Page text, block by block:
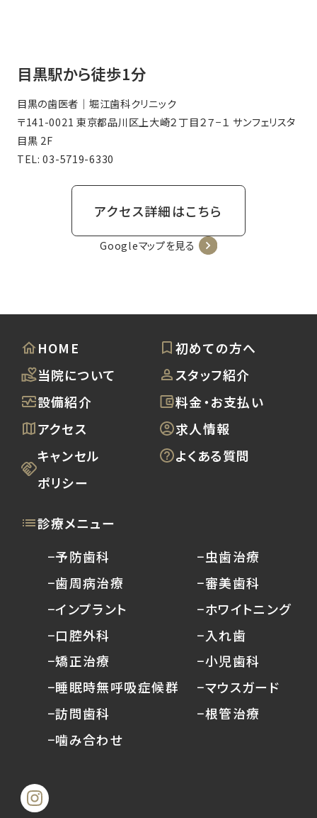
目黒駅から徒歩1分
目黒の歯医者｜堀江歯科クリニック
〒141-0021 東京都品川区上大崎２丁目２７−１ サンフェリスタ
目黒 2F
TEL:03-5719-6330
アクセス詳細はこちら
Googleマップを見る
HOME
初めての方へ
当院について
スタッフ紹介
設備紹介
料金・お支払い
アクセス
求人情報
キャンセル
ポリシー
よくある質問
診療メニュー
−予防歯科
−歯周病治療
−インプラント
−口腔外科
−矯正治療
−睡眠時無呼吸症候群
−訪問歯科
−噛み合わせ
−虫歯治療
−審美歯科
−ホワイトニング
−入れ歯
−小児歯科
−マウスガード
−根管治療